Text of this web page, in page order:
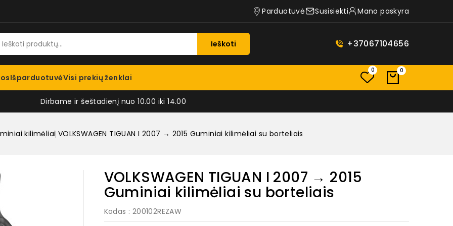
Parduotuvė Susisiekti Mano paskyra
Ieškoti +37067104656
IšparduotuvėVisi prekių ženklai
0 0
Dirbame ir šeštadienį nuo 10.00 iki 14.00
kilimėliai VOLKSWAGEN TIGUAN I 2007 → 2015 Guminiai kilimėliai su borteliais
VOLKSWAGEN TIGUAN I 2007 → 2015
Guminiai kilimėliai su borteliais
Kodas : 200102REZAW